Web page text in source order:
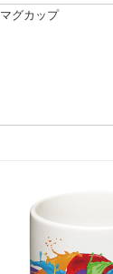
グカップ